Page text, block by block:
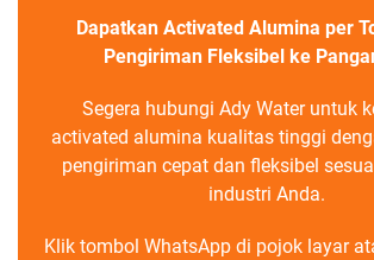
Dapatkan Activated Alumina per
Pengiriman Fleksibel ke
Segera hubungi Ady Water untuk
activated alumina kualitas tinggi
pengiriman cepat dan fleksibel
industri Anda.
Klik tombol WhatsApp di pojok layar